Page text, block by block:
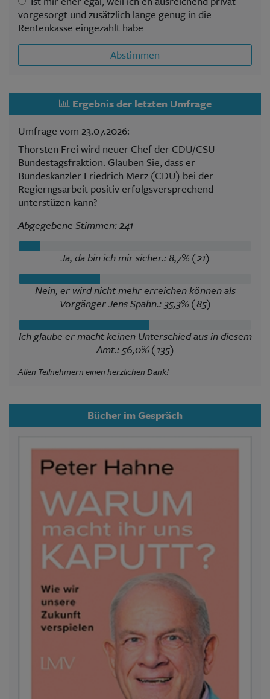
vorgesorgt und zusätzlich lange genug in die
Rentenkasse eingezahlt habe
Abstimmen
Ergebnis der letzten Umfrage
Umfrage vom 23.07.2026:
Thorsten Frei wird neuer Chef der CDU/CSU-
Bundestagsfraktion. Glauben Sie, dass er
Bundeskanzler Friedrich Merz (CDU) bei der
Regierngsarbeit positiv erfolgsversprechend
unterstüzen kann?
Abgegebene Stimmen: 241
Ja, da bin ich mir sicher.: 8,7% (21)
Nein, er wird nicht mehr erreichen können als
Vorgänger Jens Spahn.: 35,3% (85)
Ich glaube er macht keinen Unterschied aus in diesem
Amt.: 56,0% (135)
Allen Teilnehmern einen herzlichen Dank!
Bücher im Gespräch